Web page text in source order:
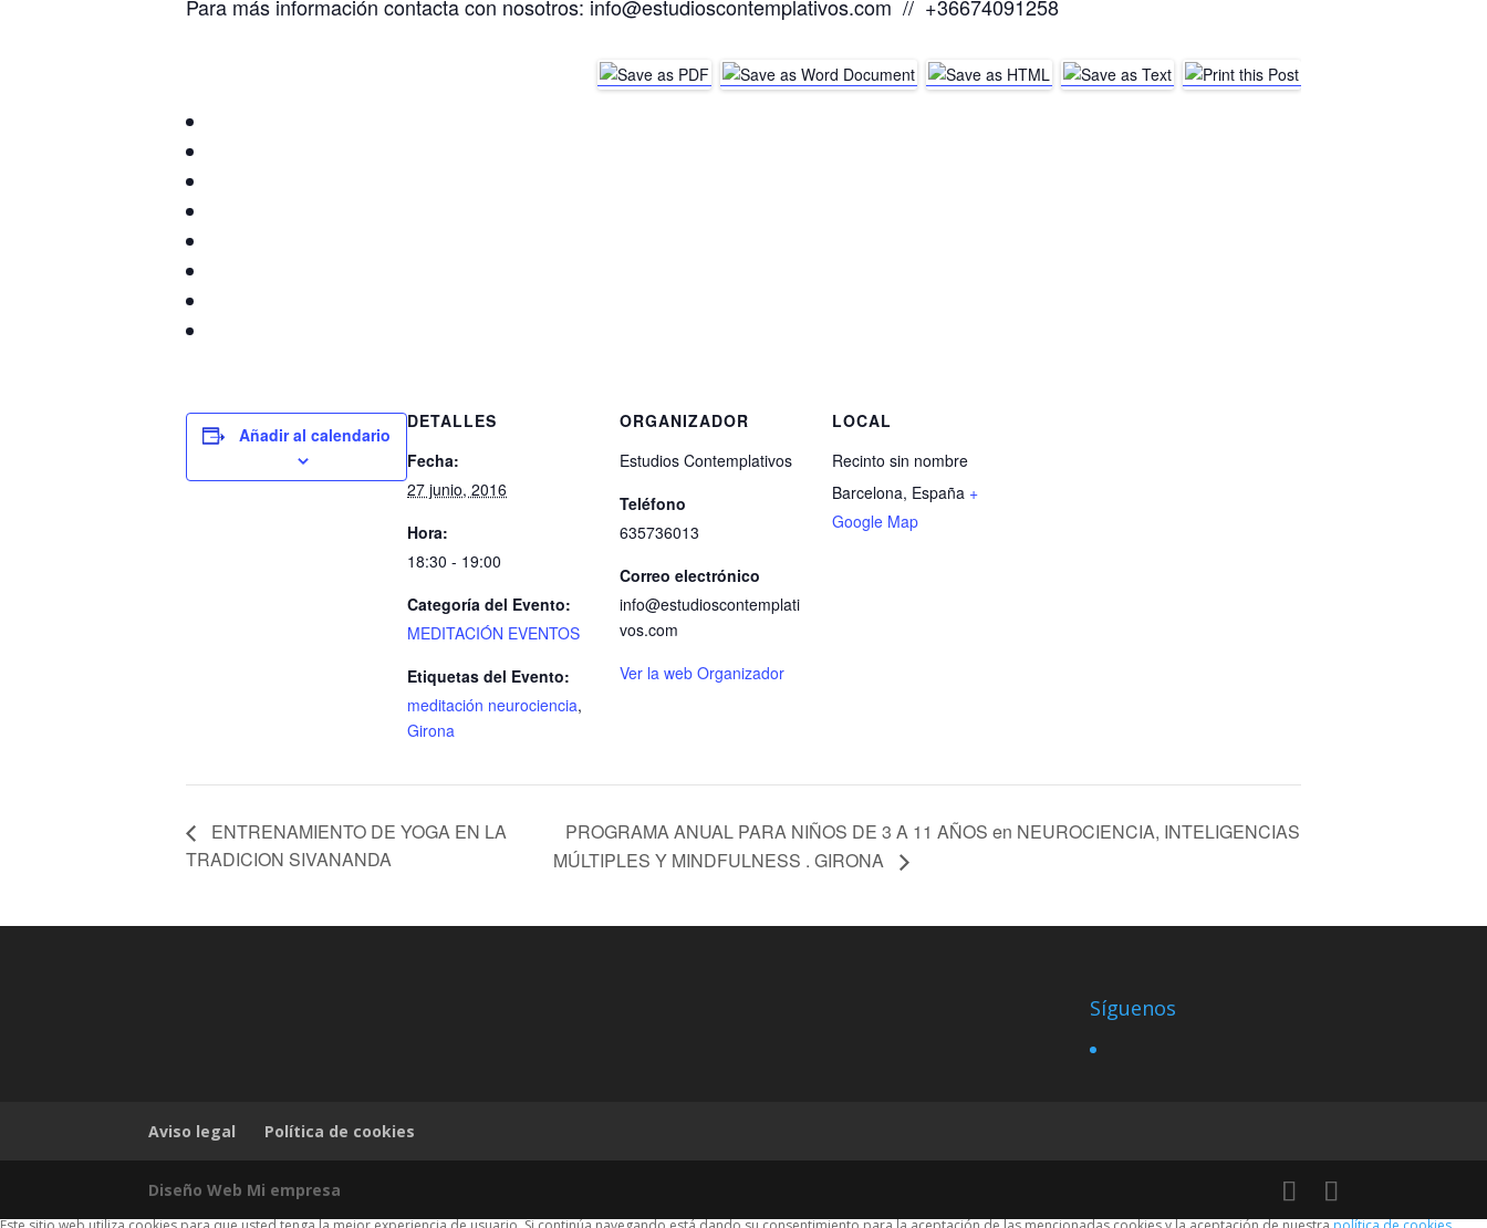
Para más información contacta con nosotros: info@estudioscontemplativos.com // +36674091258
Añadir al calendario
DETALLES
Fecha:
27 junio, 2016
Hora:
18:30 - 19:00
Categoría del Evento:
MEDITACIÓN EVENTOS
Etiquetas del Evento:
meditación neurociencia,
Girona
ORGANIZADOR
Estudios Contemplativos
Teléfono
635736013
Correo electrónico
info@estudioscontemplati
vos.com
Ver la web Organizador
LOCAL
Recinto sin nombre
Barcelona, España +
Google Map
ENTRENAMIENTO DE YOGA EN LA
TRADICION SIVANANDA
PROGRAMA ANUAL PARA NIÑOS DE 3 A 11 AÑOS en NEUROCIENCIA, INTELIGENCIAS
MÚLTIPLES Y MINDFULNESS . GIRONA
Síguenos
Aviso legal Política de cookies
Diseño Web Mi empresa